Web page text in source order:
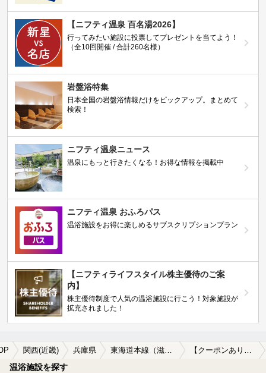
【ニフティ温泉 百名湯2026】
行ってみたい施設に投票してプレゼントを当てよう！
（全10回開催 / 合計260名様）
岩盤浴特集
日本全国の岩盤浴情報だけをピックアップ。まとめて
検索！
ニフティ温泉ニュース
温泉にもっと行きたくなる！お得な情報を掲載中
ニフティ温泉 おふろパス
温浴施設をお得に楽しめるサブスクリプションプラン
【ニフティライフスタイル株主優待のご案
内】
株主優待制度で人気の温浴施設に行こう！対象施設が
拡充されました！
関西(近畿) 兵庫県 東海道本線（滋賀--兵庫） 【クーポンあり】痛風（つうふう）に効能がある東海道本線（滋賀--兵庫）周辺の温泉、日帰り温泉、スーパー銭湯を探す
温浴施設を探す